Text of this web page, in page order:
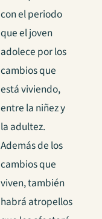
con el periodo
que el joven
adolece por los
cambios que
está viviendo,
entre la niñez y
la adultez.
Además de los
cambios que
viven, también
habrá atropellos